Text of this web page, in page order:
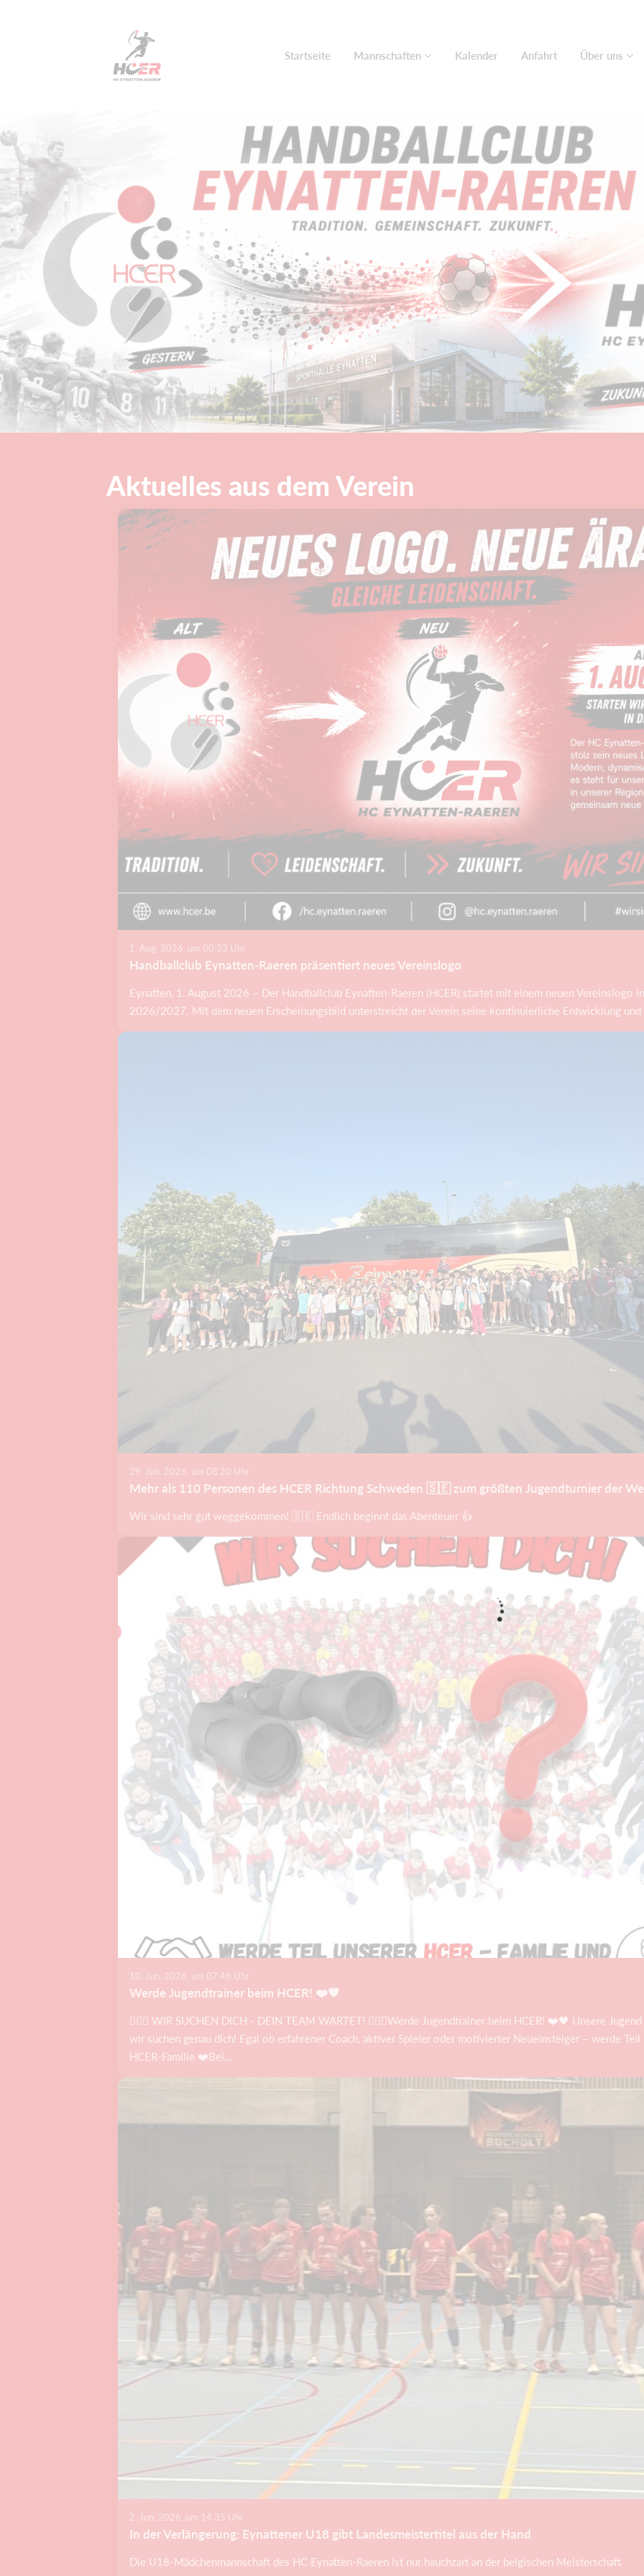
Startseite Mannschaften Kalender Anfahrt Über uns
Aktuelles aus dem Verein
1. Aug. 2026, um 00.23 Uhr
Handballclub Eynatten-Raeren präsentiert neues Vereinslogo
Eynatten, 1. August 2026 – Der Handballclub Eynatten-Raeren (HCER) startet mit einem neuen Vereinslogo
2026/2027. Mit dem neuen Erscheinungsbild unterstreicht der Verein seine kontinuierliche Entwicklung und
29. Jun. 2026, um 08.20 Uhr
Mehr als 110 Personen des HCER Richtung Schweden 🇸🇪 zum größten Jugendturnier der
Wir sind sehr gut weggekommen! 🇸🇪 Endlich beginnt das Abenteuer 👍
10. Jun. 2026, um 07.46 Uhr
Werde Jugendtrainer beim HCER! ❤️🖤
🤾🏻‍♂️ WIR SUCHEN DICH - DEIN TEAM WARTET! 🤾🏼‍♀️Werde Jugendtrainer beim HCER! ❤️🖤 Unsere
wir suchen genau dich! Egal ob erfahrener Coach, aktiver Spieler oder motivierter Neueinsteiger – werde Teil
HCER-Familie ❤️Bei...
2. Jun. 2026, um 14.35 Uhr
In der Verlängerung: Eynattener U18 gibt Landesmeistertitel aus der Hand
Die U18-Mädchenmannschaft des HC Eynatten-Raeren ist nur hauchzart an der belgischen Meisterschaft